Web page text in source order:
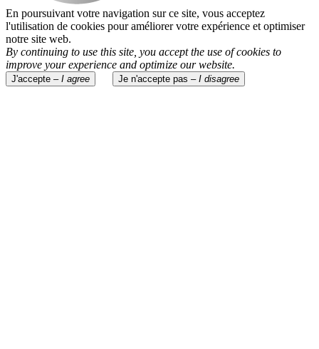
En poursuivant votre navigation sur ce site, vous acceptez
l'utilisation de cookies pour améliorer votre expérience et optimiser
notre site web.
By continuing to use this site, you accept the use of cookies to
improve your experience and optimize our website.
J'accepte – I agree Je n'accepte pas – I disagree